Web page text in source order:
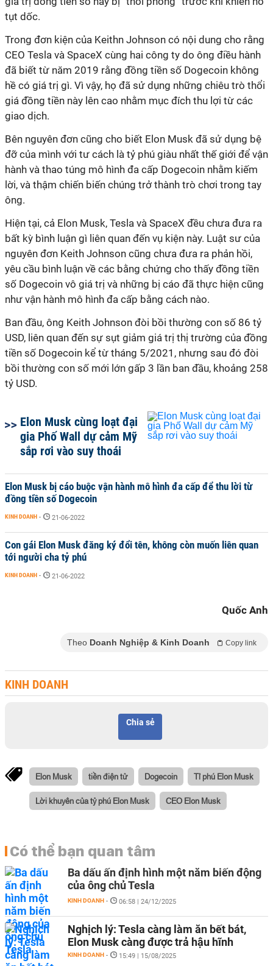
tụt dốc.
Trong đơn kiện của Keithn Johnson có nội dung cho rằng
CEO Tesla và SpaceX cùng hai công ty do ông điều hành
đã biết từ năm 2019 rằng đồng tiền số Dogecoin không
hề có giá trị gì. Vì vậy, họ đã sử dụng những chiêu trò thổi
giá đồng tiền này lên cao nhằm mục đích thu lợi từ các
giao dịch.
Bên nguyên đơn cũng cho biết Elon Musk đã sử dụng bệ
đỡ của mình với tư cách là tỷ phú giàu nhất thế giới để vận
hành và thao túng mô hình đa cấp Dogecoin nhằm kiếm
lời, và thậm chiến biến chúng trở thành trò chơi trong tay
ông.
Hiện tại, cả Elon Musk, Tesla và SpaceX đều chưa đưa ra
bất kỳ bình luận gì liên quan đến vụ kiện này. Luật sư của
nguyên đơn Keith Johnson cũng chưa đưa ra phản hồi,
yêu cầu bình luận về các bằng chứng cho thấy đồng tiền
số Dogecoin vô giá trị và những bị cáo đã thực hiện cũng
như vận hành mô hình đa cấp bằng cách nào.
Ban đầu, ông Keith Johnson đòi bồi thường con số 86 tỷ
USD, liên quan đến sự sụt giảm giá trị thị trường của đồng
tiền số Dogecoin kể từ tháng 5/2021, nhưng sau đó đòi
bồi thường con số mới lớn gấp 3 lần ban đầu, khoảng 258
tỷ USD.
Elon Musk cùng loạt đại
gia Phố Wall dự cảm Mỹ
sắp rơi vào suy thoái
Elon Musk bị cáo buộc vận hành mô hình đa cấp để thu lời từ
đồng tiền số Dogecoin
KINH DOANH - 21-06-2022
Con gái Elon Musk đăng ký đổi tên, không còn muốn liên quan
tới người cha tỷ phú
KINH DOANH - 21-06-2022
Quốc Anh
Theo Doanh Nghiệp & Kinh Doanh Copy link
KINH DOANH
Chia sẻ
Elon Musk tiền điện tử Dogecoin Tỉ phú Elon Musk
Lời khuyên của tỷ phú Elon Musk CEO Elon Musk
Có thể bạn quan tâm
Ba dấu ấn định hình một năm biến động
của ông chủ Tesla
KINH DOANH - 06:58 | 24/12/2025
Nghịch lý: Tesla càng làm ăn bết bát,
Elon Musk càng được trả hậu hĩnh
KINH DOANH - 15:49 | 15/08/2025